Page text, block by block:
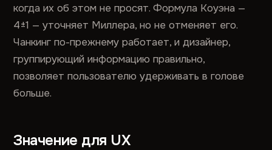
когда их об этом не просят. Формула Коуэна —
4±1 — уточняет Миллера, но не отменяет его.
Чанкинг по-прежнему работает, и дизайнер,
группирующий информацию правильно,
позволяет пользователю удерживать в голове
больше.
Значение для UX